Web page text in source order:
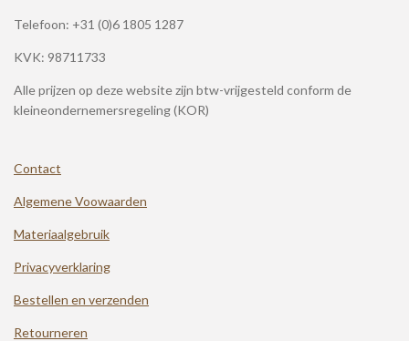
Telefoon: +31 (0)6 1805 1287
KVK: 98711733
Alle prijzen op deze website zijn btw-vrijgesteld conform de
kleineondernemersregeling (KOR)
Contact
Algemene Voowaarden
Materiaalgebruik
Privacyverklaring
Bestellen en verzenden
Retourneren